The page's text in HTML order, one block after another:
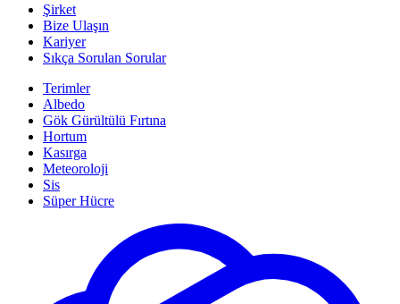
Şirket
Bize Ulaşın
Kariyer
Sıkça Sorulan Sorular
Terimler
Albedo
Gök Gürültülü Fırtına
Hortum
Kasırga
Meteoroloji
Sis
Süper Hücre